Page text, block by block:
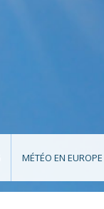
MÉTÉO EN EUROPE